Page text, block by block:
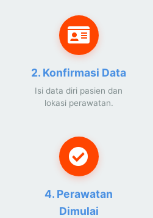
2. Konfirmasi Data
Isi data diri pasien dan
lokasi perawatan.
4. Perawatan
Dimulai